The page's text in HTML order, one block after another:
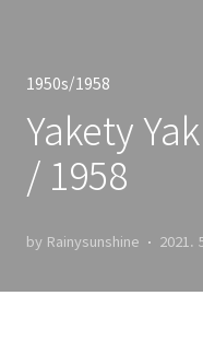
1950s/1958
Yakety
/ 1958
by Rainysunshine 2021.